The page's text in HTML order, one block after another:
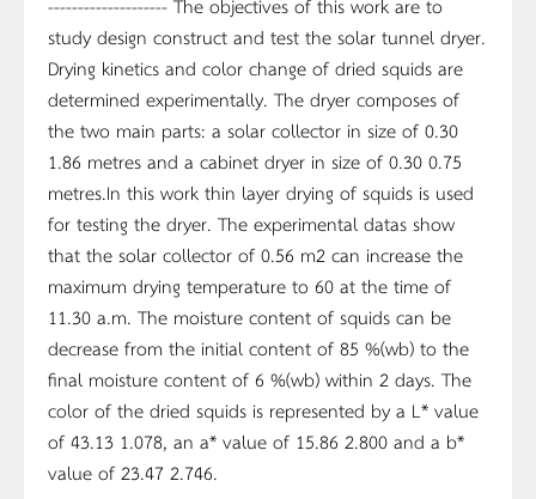
study design construct and test the solar tunnel dryer.
Drying kinetics and color change of dried squids are
determined experimentally. The dryer composes of
the two main parts: a solar collector in size of 0.30
1.86 metres and a cabinet dryer in size of 0.30 0.75
metres.In this work thin layer drying of squids is used
for testing the dryer. The experimental datas show
that the solar collector of 0.56 m2 can increase the
maximum drying temperature to 60 at the time of
11.30 a.m. The moisture content of squids can be
decrease from the initial content of 85 %(wb) to the
final moisture content of 6 %(wb) within 2 days. The
color of the dried squids is represented by a L* value
of 43.13 1.078, an a* value of 15.86 2.800 and a b*
value of 23.47 2.746.